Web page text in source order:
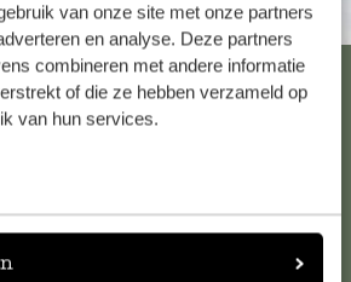
van onze site met onze partners
en analyse. Deze partners
combineren met andere informatie
of die ze hebben verzameld op
van hun services.
buurt
kun je contact opnemen met onze
hier het antwoord op de
Een heerlijk smakende thee…
20 april 2026